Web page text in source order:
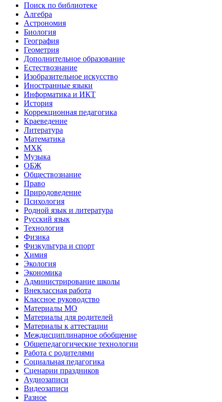
Поиск по библиотеке
Алгебра
Астрономия
Биология
География
Геометрия
Дополнительное образование
Естествознание
Изобразительное искусство
Иностранные языки
Информатика и ИКТ
История
Коррекционная педагогика
Краеведение
Литература
Математика
МХК
Музыка
ОБЖ
Обществознание
Право
Природоведение
Психология
Родной язык и литература
Русский язык
Технология
Физика
Физкультура и спорт
Химия
Экология
Экономика
Администрирование школы
Внеклассная работа
Классное руководство
Материалы МО
Материалы для родителей
Материалы к аттестации
Междисциплинарное обобщение
Общепедагогические технологии
Работа с родителями
Социальная педагогика
Сценарии праздников
Аудиозаписи
Видеозаписи
Разное